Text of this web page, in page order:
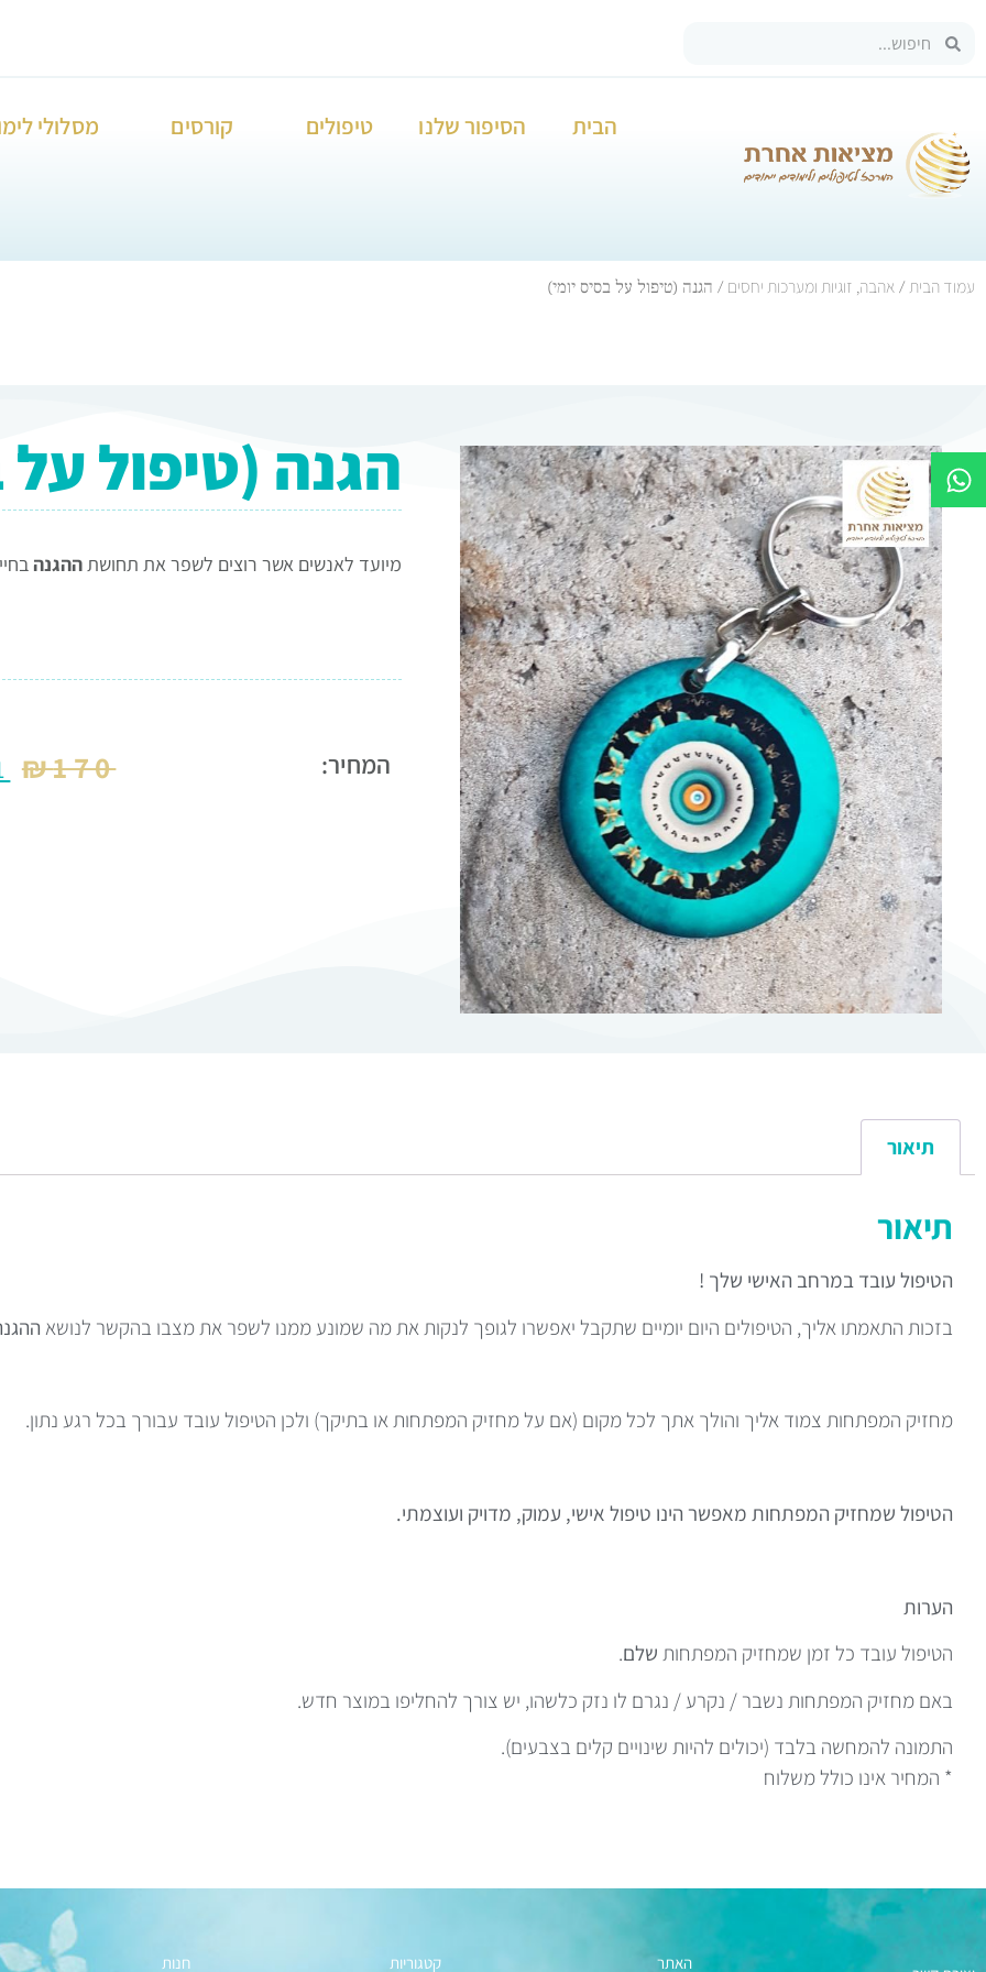
הבית הסיפור שלנו טיפולים קורסים מסלולי
עמוד הבית / אהבה, זוגיות ומערכות יחסים / הגנה (טיפול על בסיס יומי)
הגנה (טיפול על
מיועד לאנשים אשר רוצים לשפר את תחושתההגנה
המחיר: ₪170
תיאור
תיאור
הטיפול עובד במרחב האישי שלך !
בזכות התאמתו אליך, הטיפולים היום יומיים שתקבל יאפשרו לגופך לנקות את מה שמונע ממנו לשפר את מצבו בהקשר לנושא
מחזיק המפתחות צמוד אליך והולך אתך לכל מקום (אם על מחזיק המפתחות או בתיקך) ולכן הטיפול עובד עבורך בכל רגע נתון.
הטיפול שמחזיק המפתחות מאפשר הינו טיפול אישי, עמוק, מדויק ועוצמתי.
הערות
הטיפול עובד כל זמן שמחזיק המפתחות שלם.
באם מחזיק המפתחות נשבר / נקרע / נגרם לו נזק כלשהו, יש צורך להחליפו במוצר חדש.
התמונה להמחשה בלבד (יכולים להיות שינויים קלים בצבעים).
* המחיר אינו כולל משלוח
האתר קטגוריות חנות